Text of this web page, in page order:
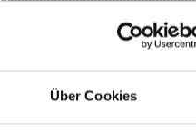
Über Cookies
Führung und